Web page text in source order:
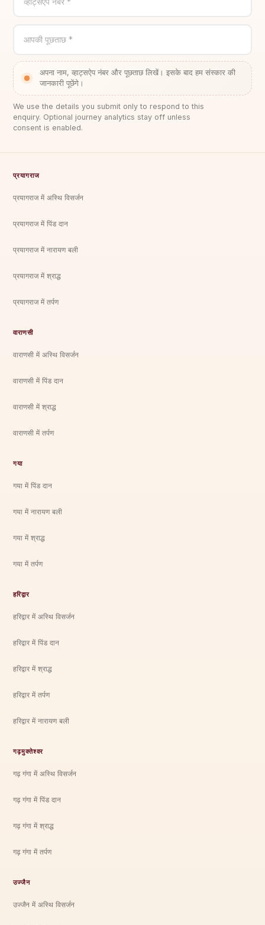
आपकी पूछताछ *
अपना नाम, व्हाट्सऐप नंबर और पूछताछ लिखें। इसके बाद हम संस्कार की
जानकारी पूछेंगे।
We use the details you submit only to respond to this
enquiry. Optional journey analytics stay off unless
consent is enabled.
प्रयागराज
प्रयागराज में अस्थि विसर्जन
प्रयागराज में पिंड दान
प्रयागराज में नारायण बली
प्रयागराज में श्राद्ध
प्रयागराज में तर्पण
वाराणसी
वाराणसी में अस्थि विसर्जन
वाराणसी में पिंड दान
वाराणसी में श्राद्ध
वाराणसी में तर्पण
गया
गया में पिंड दान
गया में नारायण बली
गया में श्राद्ध
गया में तर्पण
हरिद्वार
हरिद्वार में अस्थि विसर्जन
हरिद्वार में पिंड दान
हरिद्वार में श्राद्ध
हरिद्वार में तर्पण
हरिद्वार में नारायण बली
गढ़मुक्तेश्वर
गढ़ गंगा में अस्थि विसर्जन
गढ़ गंगा में पिंड दान
गढ़ गंगा में श्राद्ध
गढ़ गंगा में तर्पण
उज्जैन
उज्जैन में अस्थि विसर्जन